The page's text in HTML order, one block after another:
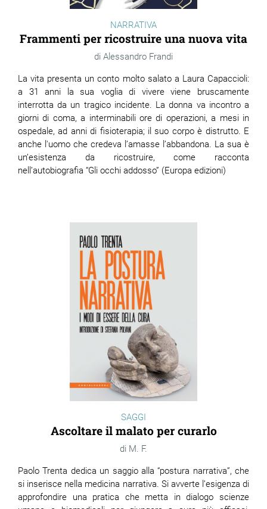
NARRATIVA
Frammenti per ricostruire una nuova vita
Alessandro Frandi
La vita presenta un conto molto salato a Laura Capaccioli:
a 31 anni la sua voglia di vivere viene bruscamente
interrotta da un tragico incidente. La donna va incontro a
giorni di coma, a interminabili ore di operazioni, a mesi in
ospedale, ad anni di fisioterapia; il suo corpo è distrutto. E
anche l'uomo che credeva l’amasse l’abbandona. La sua è
un’esistenza da ricostruire, come racconta
nell’autobiografia “Gli occhi addosso” (Europa edizioni)
SAGGI
Ascoltare il malato per curarlo
M. F.
Paolo Trenta dedica un saggio alla “postura narrativa”, che
si inserisce nella medicina narrativa. Si avverte l’esigenza di
approfondire una pratica che metta in dialogo scienze